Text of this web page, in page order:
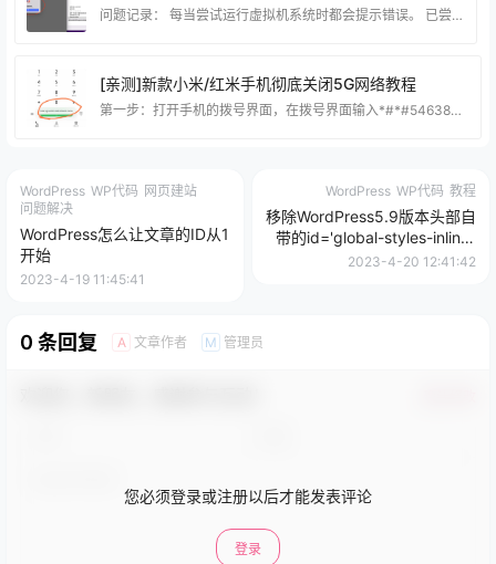
问题记录： 每当尝试运行虚拟机系统时都会提示错误。 已尝试停用测通道以减轻问题，但仍未解决。 下面这个提示和上面这个提示，不管是否打开停用侧通道缓解 都提示错误！ 上图如果点击了 好！ 就会弹出 窗口提示错误：传输 (VMDB) 错误 -14: Pipe connection has been broken。 这个问题真是有点让人感到困惑。起初我想到的是，在Windows系统中有一个叫做”内核隔离”的功能，但在Mac系统中却找不到相应的功能位置，也不清楚在Mac系统中这个功能叫什么。 我
[亲测]新款小米/红米手机彻底关闭5G网络教程
第一步：打开手机的拨号界面，在拨号界面输入*#*#54638#*#* 输入好了*#*#54638#*#*拨号界面会弹出这个小的消息框，就表示成功了，可以到设置里面关闭5G了。 第二步：打开手机设置 》》点击（移动网络）然后就可以看到5G开关了。 最后！如果大家要用回5G网络，还是在拨号键输入这个代码*#*#54638#*#*就可以恢复5G了~
WordPress WP代码 网页建站
问题解决
WordPress怎么让文章的ID从1
开始
2023-4-19 11:45:41
WordPress WP代码 教程
移除WordPress5.9版本头部自
带的id='global-styles-inline-
css'
2023-4-20 12:41:42
0 条回复 A 文章作者 M 管理员
您必须登录或注册以后才能发表评论
登录